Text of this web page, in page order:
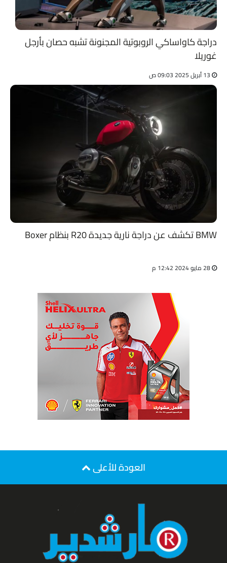
دراجة كاواساكي الروبوتية المجنونة تشبه حصان بأرجل
غوريلا
BMW تكشف عن دراجة نارية جديدة R20 بنظام Boxer
العودة للأعلى